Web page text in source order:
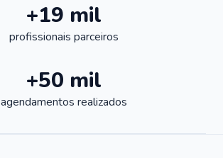
+19 mil
profissionais parceiros
+50 mil
agendamentos realizados